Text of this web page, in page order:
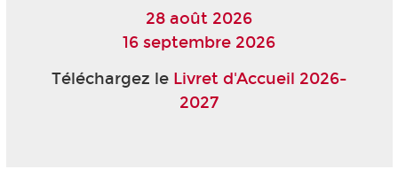
28 août 2026
16 septembre 2026
Téléchargez le Livret d'Accueil 2026-
2027